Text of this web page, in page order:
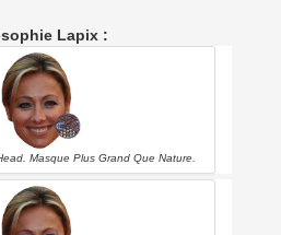
Lapix :
Masque Plus Grand Que Nature.